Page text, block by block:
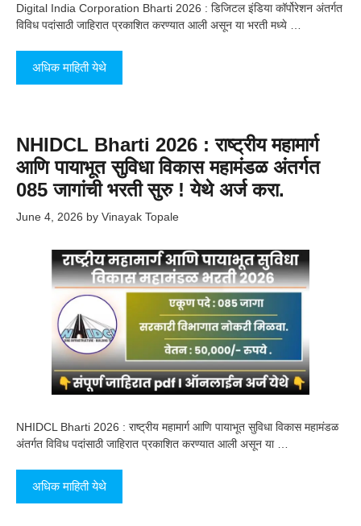
Digital India Corporation Bharti 2026 : डिजिटल इंडिया कॉर्पोरेशन अंतर्गत
विविध पदांसाठी जाहिरात प्रकाशित करण्यात आली असून या भरती मध्ये …
अधिक माहिती येथे
NHIDCL Bharti 2026 : राष्ट्रीय महामार्ग
आणि पायाभूत सुविधा विकास महामंडळ अंतर्गत
085 जागांची भरती सुरु ! येथे अर्ज करा.
June 4, 2026 by Vinayak Topale
NHIDCL Bharti 2026 : राष्ट्रीय महामार्ग आणि पायाभूत सुविधा विकास महामंडळ
अंतर्गत विविध पदांसाठी जाहिरात प्रकाशित करण्यात आली असून या …
अधिक माहिती येथे